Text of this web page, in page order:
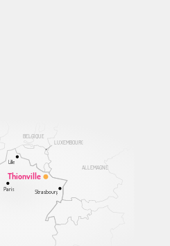
ALLEMAGNE
BELGIQUE
LUXEMBOURG
Thionville
Lille
Paris Strasbourg